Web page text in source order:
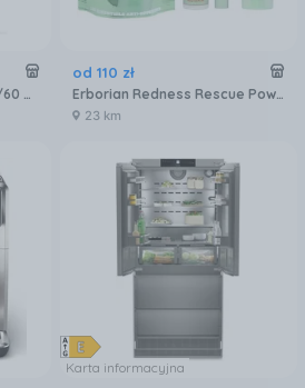
PHILIPS Baristina BAR320/60 Podwójny pojemnik na ziarna czarny
od 110 zł
Erborian Redness Rescue Power Kit Zestaw Do Pielęgnacji Twarzy
23 km
Karta informacyjna